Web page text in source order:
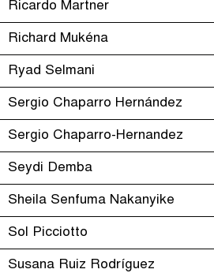
Ricardo Martner
Richard Mukéna
Ryad Selmani
Sergio Chaparro Hernández
Sergio Chaparro-Hernandez
Seydi Demba
Sheila Senfuma Nakanyike
Sol Picciotto
Susana Ruiz Rodríguez